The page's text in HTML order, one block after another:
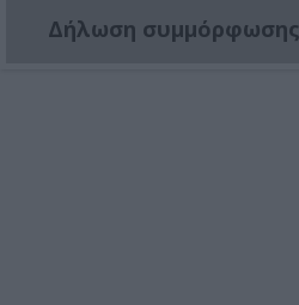
Δήλωση συμμόρφωσης